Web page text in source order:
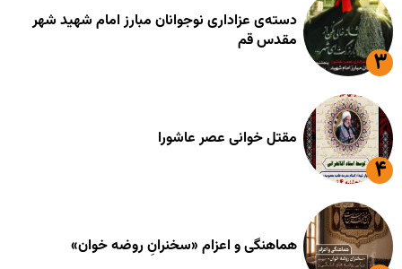
دسته‌ی عزاداری نوجوانان مبارز امام شهید شهر
مقدس قم
مقتل خوانی عصر عاشورا
هماهنگی و اعزام «سخنرانِ روضه خوان»